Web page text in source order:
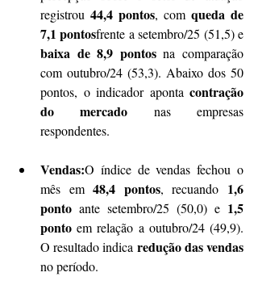
registrou 44,4 pontos, com queda de
7,1 pontos
baixa de 8,9 pontos na comparação
com outubro/24 (53,3). Abaixo dos 50
pontos, o indicador aponta contração
do mercado nas empresas
respondentes.
Vendas:O índice de vendas fechou o
mês em 48,4 pontos, recuando 1,6
ponto ante setembro/25 (50,0) e 1,5
ponto em relação a outubro/24 (49,9).
O resultado indica redução das vendas
no período.